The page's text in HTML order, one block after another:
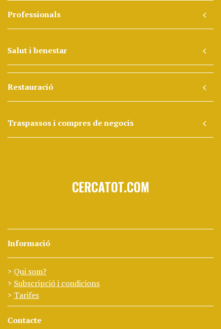
Professionals
Salut i benestar
Restauració
Traspassos i compres de negocis
CERCATOT.COM
Informació
Qui som?
Subscripció i condicions
Tarifes
Contacte